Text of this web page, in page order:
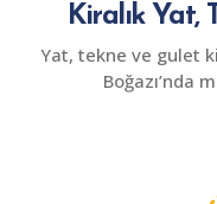
Kiralık Yat,
Yat, tekne ve gulet
Boğazı’nda